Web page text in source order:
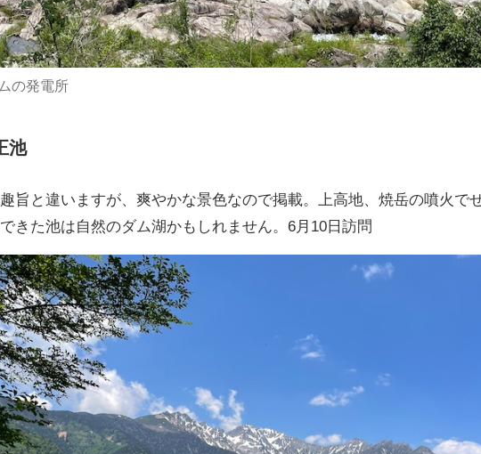
の発電所
池
旨と違いますが、爽やかな景色なので掲載。上高地、焼岳の噴火で
きた池は自然のダム湖かもしれません。6月10日訪問